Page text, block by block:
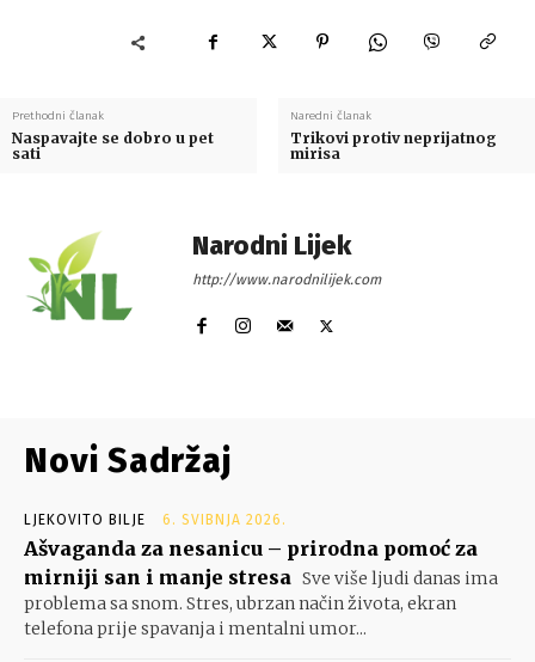
Prethodni članak
Naspavajte se dobro u pet
sati
Naredni članak
Trikovi protiv neprijatnog
mirisa
Narodni Lijek
http://www.narodnilijek.com
Novi Sadržaj
LJEKOVITO BILJE 6. SVIBNJA 2026.
Ašvaganda za nesanicu – prirodna pomoć za
mirniji san i manje stresa Sve više ljudi danas ima
problema sa snom. Stres, ubrzan način života, ekran
telefona prije spavanja i mentalni umor...